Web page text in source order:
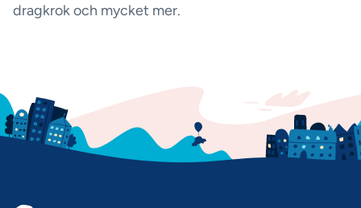
dragkrok och mycket mer.